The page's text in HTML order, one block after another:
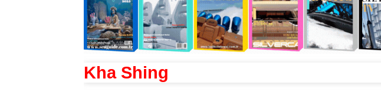
Kha Shing